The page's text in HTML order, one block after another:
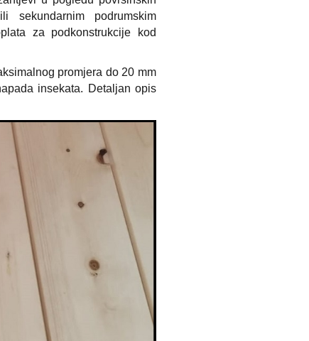
sekundarnim podrumskim
za podkonstrukcije kod
promjera do 20 mm
insekata. Detaljan opis